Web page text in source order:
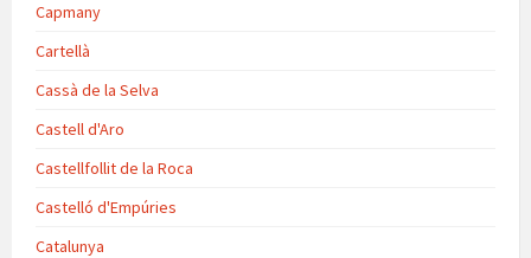
Capmany
Cartellà
Cassà de la Selva
Castell d'Aro
Castellfollit de la Roca
Castelló d'Empúries
Catalunya